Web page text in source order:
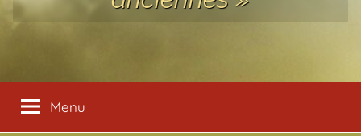
Menu